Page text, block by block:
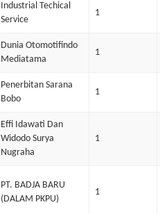
Industrial Techical
Service
1
Dunia Otomotifindo
Mediatama
1
Penerbitan Sarana
Bobo
1
Effi Idawati Dan
Widodo Surya
Nugraha
1
PT. BADJA BARU
(DALAM PKPU)
1